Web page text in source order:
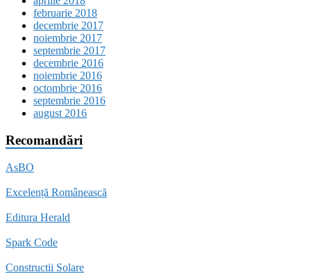
februarie 2018
decembrie 2017
noiembrie 2017
septembrie 2017
decembrie 2016
noiembrie 2016
octombrie 2016
septembrie 2016
august 2016
Recomandări
AsBO
Excelență Românească
Editura Herald
Spark Code
Constructii Solare